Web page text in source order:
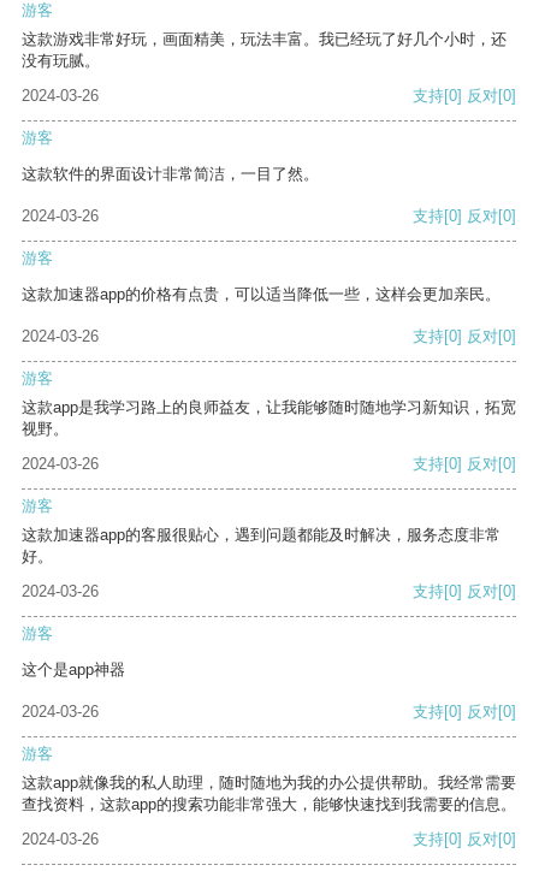
游客
这款游戏非常好玩，画面精美，玩法丰富。我已经玩了好几个小时，还
没有玩腻。
2024-03-26
支持[0] 反对[0]
游客
这款软件的界面设计非常简洁，一目了然。
2024-03-26 支持[0] 反对[0]
游客
这款加速器app的价格有点贵，可以适当降低一些，这样会更加亲民。
2024-03-26 支持[0] 反对[0]
游客
这款app是我学习路上的良师益友，让我能够随时随地学习新知识，拓宽
视野。
2024-03-26
支持[0] 反对[0]
游客
这款加速器app的客服很贴心，遇到问题都能及时解决，服务态度非常
好。
2024-03-26
支持[0] 反对[0]
游客
这个是app神器
2024-03-26 支持[0] 反对[0]
游客
这款app就像我的私人助理，随时随地为我的办公提供帮助。我经常需要
查找资料，这款app的搜索功能非常强大，能够快速找到我需要的信息。
2024-03-26
支持[0] 反对[0]